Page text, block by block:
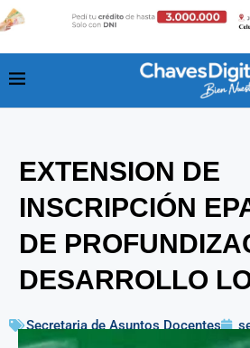
EXTENSION DE
INSCRIPCIÓN
DE
DESARROLLO
Secretaria de Asuntos Docentes